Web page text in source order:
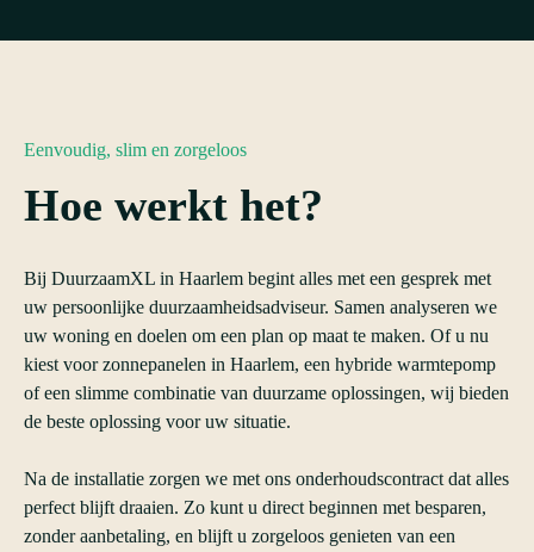
Eenvoudig, slim en zorgeloos
Hoe werkt het?
Bij DuurzaamXL in Haarlem begint alles met een gesprek met
uw persoonlijke duurzaamheidsadviseur. Samen analyseren we
uw woning en doelen om een plan op maat te maken. Of u nu
kiest voor zonnepanelen in Haarlem, een hybride warmtepomp
of een slimme combinatie van duurzame oplossingen, wij bieden
de beste oplossing voor uw situatie.
Na de installatie zorgen we met ons onderhoudscontract dat alles
perfect blijft draaien. Zo kunt u direct beginnen met besparen,
zonder aanbetaling, en blijft u zorgeloos genieten van een